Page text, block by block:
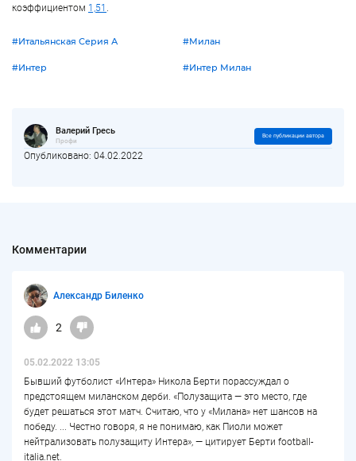
коэффициентом 1,51 .
#Итальянская Серия А
#Интер
#Милан
#Интер Милан
Валерий Гресь
Профи
Все публикации автора
Опубликовано: 04.02.2022
Комментарии
Александр Биленко
2
05.02.2022 13:05
Бывший футболист «Интера» Никола Берти порассуждал о
предстоящем миланском дерби. «Полузащита — это место, где
будет решаться этот матч. Считаю, что у «Милана» нет шансов на
победу. ... Честно говоря, я не понимаю, как Пиоли может
нейтрализовать полузащиту Интера», — цитирует Берти football-
italia.net.